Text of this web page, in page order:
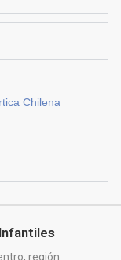
Chilena
región